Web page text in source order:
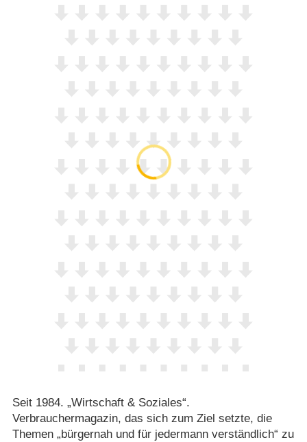
Seit 1984. „Wirtschaft & Soziales“.
Verbrauchermagazin, das sich zum Ziel setzte, die
Themen „bürgernah und für jedermann verständlich“ zu